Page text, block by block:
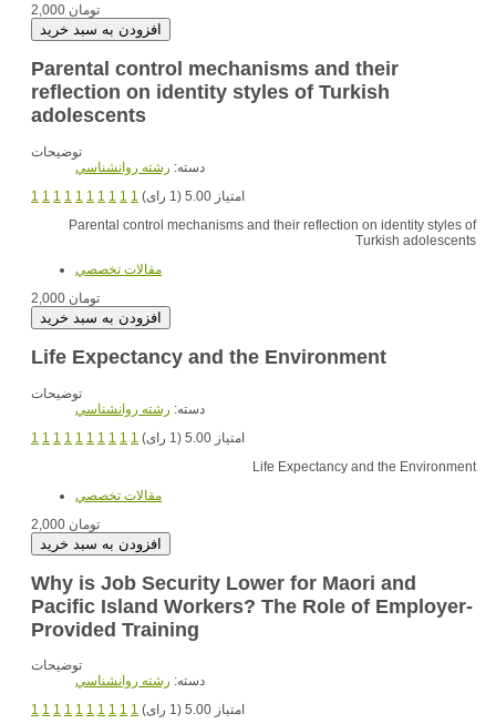
2,000 تومان
Parental control mechanisms and their
reflection on identity styles of Turkish
adolescents
توضیحات
دسته: رشته روانشناسي
1 1 1 1 1 1 1 1 1 1
امتیاز 5.00 (1 رای)
Parental control mechanisms and their reflection on identity styles of
Turkish adolescents
مقالات تخصصي
2,000 تومان
Life Expectancy and the Environment
توضیحات
دسته: رشته روانشناسي
1 1 1 1 1 1 1 1 1 1
امتیاز 5.00 (1 رای)
Life Expectancy and the Environment
مقالات تخصصي
2,000 تومان
Why is Job Security Lower for Maori and
Pacific Island Workers? The Role of Employer-
Provided Training
توضیحات
دسته: رشته روانشناسي
1 1 1 1 1 1 1 1 1 1
امتیاز 5.00 (1 رای)